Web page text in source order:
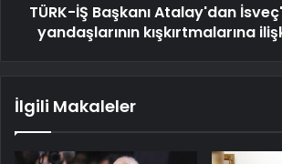
TÜRK-İŞ Başkanı Atalay'dan
yandaşlarının kışkırtmalarına
İlgili Makaleler